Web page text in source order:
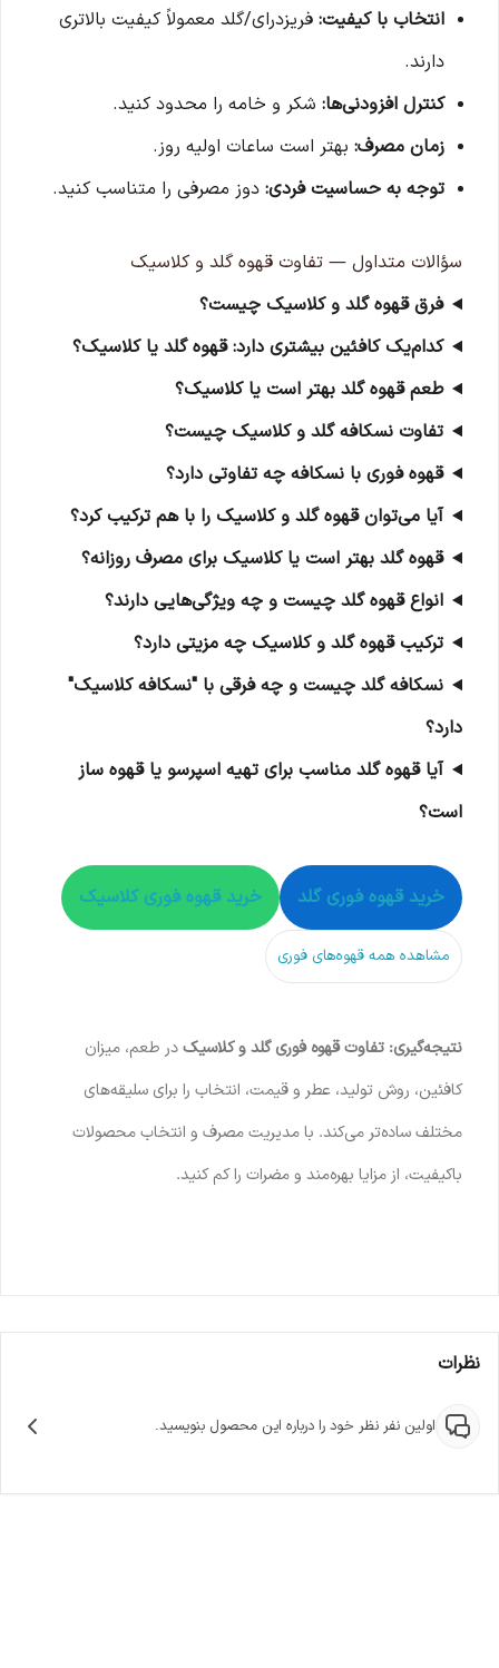
انتخاب با کیفیت: فریزدرای/گلد معمولاً کیفیت بالاتری
دارند.
کنترل افزودنی‌ها: شکر و خامه را محدود کنید.
زمان مصرف: بهتر است ساعات اولیه روز.
توجه به حساسیت فردی: دوز مصرفی را متناسب کنید.
سؤالات متداول — تفاوت قهوه گلد و کلاسیک
فرق قهوه گلد و کلاسیک چیست؟
کدام‌یک کافئین بیشتری دارد: قهوه گلد یا کلاسیک؟
طعم قهوه گلد بهتر است یا کلاسیک؟
تفاوت نسکافه گلد و کلاسیک چیست؟
قهوه فوری با نسکافه چه تفاوتی دارد؟
آیا می‌توان قهوه گلد و کلاسیک را با هم ترکیب کرد؟
قهوه گلد بهتر است یا کلاسیک برای مصرف روزانه؟
انواع قهوه گلد چیست و چه ویژگی‌هایی دارند؟
ترکیب قهوه گلد و کلاسیک چه مزیتی دارد؟
نسکافه گلد چیست و چه فرقی با "نسکافه کلاسیک"
دارد؟
آیا قهوه گلد مناسب برای تهیه اسپرسو یا قهوه ساز
است؟
خرید قهوه فوری گلد خرید قهوه فوری کلاسیک
مشاهده همه قهوه‌های فوری
نتیجه‌گیری: تفاوت قهوه فوری گلد و کلاسیکدر طعم، میزان
کافئین، روش تولید، عطر و قیمت، انتخاب را برای سلیقه‌های
مختلف ساده‌تر می‌کند. با مدیریت مصرف و انتخاب محصولات
باکیفیت، از مزایا بهره‌مند و مضرات را کم کنید.
نظرات
اولین نفر نظر خود را درباره این محصول بنویسید.